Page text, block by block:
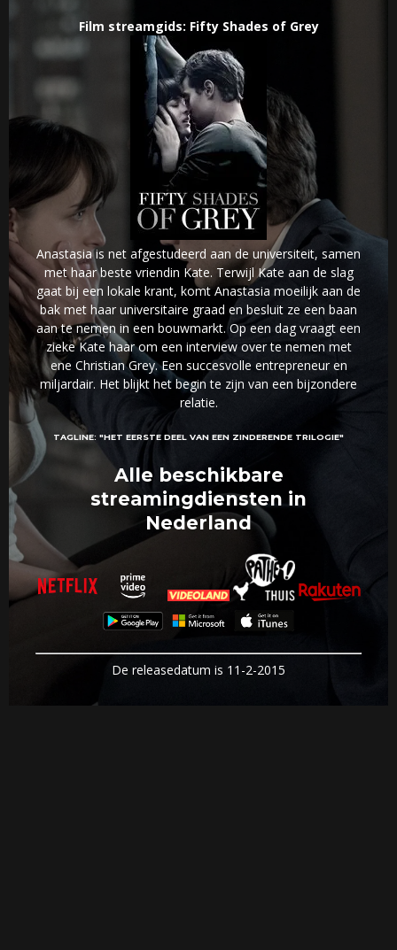
Film streamgids: Fifty Shades of Grey
Anastasia is net afgestudeerd aan de universiteit, samen
met haar beste vriendin Kate. Terwijl Kate aan de slag
gaat bij een lokale krant, komt Anastasia moeilijk aan de
bak met haar universitaire graad en besluit ze een baan
aan te nemen in een bouwmarkt. Op een dag vraagt een
zieke Kate haar om een interview over te nemen met
ene Christian Grey. Een succesvolle entrepreneur en
miljardair. Het blijkt het begin te zijn van een bijzondere
relatie.
TAGLINE: "HET EERSTE DEEL VAN EEN ZINDERENDE TRILOGIE"
Alle beschikbare
streamingdiensten in
Nederland
De releasedatum is 11-2-2015